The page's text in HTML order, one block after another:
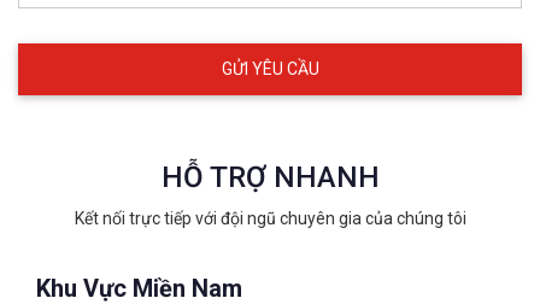
HỖ TRỢ NHANH
Kết nối trực tiếp với đội ngũ chuyên gia của chúng tôi
Khu Vực Miền Nam